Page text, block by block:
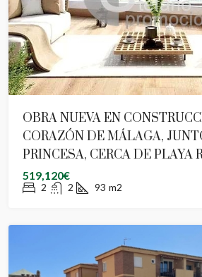
OBRA NUEVA EN
CORAZÓN DE MÁLAGA,
PRINCESA, CERCA DE PLAYA
519,120€
2 2 93 m2